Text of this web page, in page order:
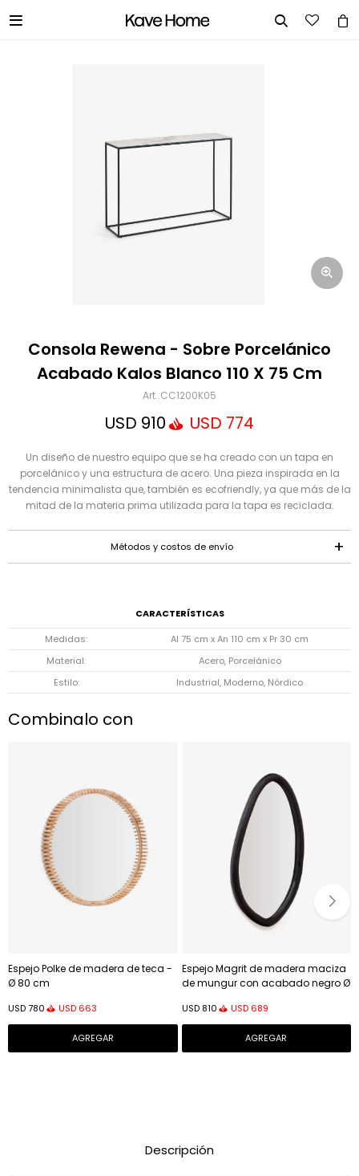
 
Consola Rewena - Sobre Porcelánico
Acabado Kalos Blanco 110 X 75 Cm
CC1200K05
USD 910 USD 774
Un diseño de nuestro equipo que se ha creado con un tapa en
porcelánico y una estructura de acero. Una pieza inspirada en la
tendencia minimalista que, también es ecofriendly, ya que más de la
mitad de la materia prima utilizada para la tapa es reciclada.
Métodos y costos de envío
CARACTERÍSTICAS
Medidas
Al 75 cm x An 110 cm x Pr 30 cm
Material
Acero, Porcelánico
Estilo
Industrial, Moderno, Nórdico
Combinalo con
Espejo Polke de madera de teca -
Ø 80 cm
USD780 USD 663
Espejo Magrit de madera maciza
de mungur con acabado negro Ø
USD 810 USD 689
Descripción
Correo electrónico
Mensaje